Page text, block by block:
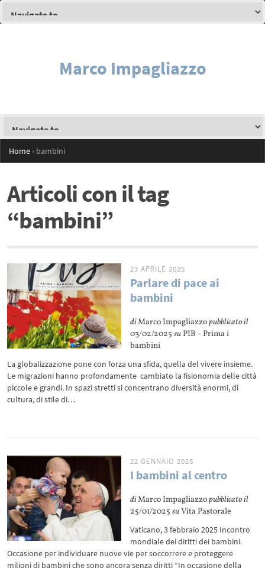
Marco Impagliazzo
Home › bambini
Articoli con il tag
“bambini”
23 APRILE 2025
Parlare di pace ai
bambini
diMarco Impagliazzopubblicato il
03/02/2025su PIB - Prima i
bambini
La globalizzazione pone con forza una sfida, quella del vivere insieme.
Le migrazioni hanno profondamente cambiato la fisionomia delle città
piccole e grandi. In spazi stretti si concentrano diversità enormi, di
cultura, di stile di…
22 GENNAIO 2025
I bambini al centro
diMarco Impagliazzopubblicato il
25/01/2025suVita Pastorale
Vaticano, 3 febbraio 2025 Incontro
mondiale dei diritti dei bambini.
Occasione per individuare nuove vie per soccorrere e proteggere
milioni di bambini che sono ancora senza diritti “In occasione della